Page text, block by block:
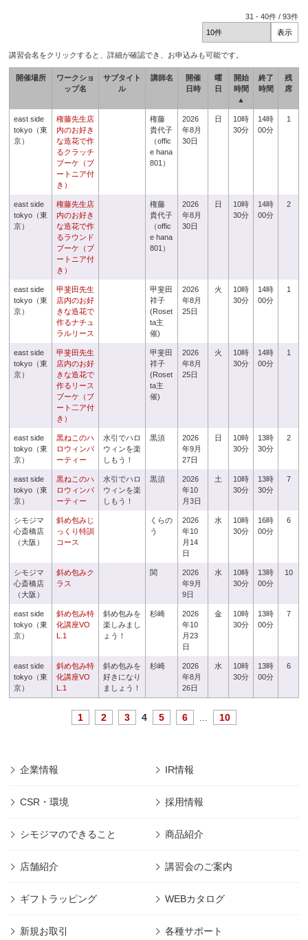
31 -40件 /93件
講習会名をクリックすると、詳細が確認でき、お申込みも可能です。
開催場所
ワークショ
ップ名
サブタイト
ル
講師名
開催
日時
曜
日
開始
時間
▲
終了
時間
残
席
east side
tokyo（東
京）
権藤先生店
内のお好き
な造花で作
るクラッチ
ブーケ（ブ
ートニア付
き）
権藤
貴代子
（offic
e hana
801）
2026
年8月
30日
日
10時
30分
14時
00分
1
east side
tokyo（東
京）
権藤先生店
内のお好き
な造花で作
るラウンド
ブーケ（ブ
ートニア付
き）
権藤
貴代子
（offic
e hana
801）
2026
年8月
30日
日
10時
30分
14時
00分
2
east side
tokyo（東
京）
甲斐田先生
店内のお好
きな造花で
作るナチュ
ラルリース
甲斐田
祥子
(Roset
ta主
催)
2026
年8月
25日
火
10時
30分
14時
00分
1
east side
tokyo（東
京）
甲斐田先生
店内のお好
きな造花で
作るリース
ブーケ（ブ
ート二ア付
き）
甲斐田
祥子
(Roset
ta主
催)
2026
年8月
25日
火
10時
30分
14時
00分
1
east side
tokyo（東
京）
黒ねこのハ
ロウィンパ
ーティー
水引でハロ
ウィンを楽
しもう！
黒須
2026
年9月
27日
日
10時
30分
13時
30分
2
east side
tokyo（東
京）
黒ねこのハ
ロウィンパ
ーティー
水引でハロ
ウィンを楽
しもう！
黒須
2026
年10
月3日
土
10時
30分
13時
30分
7
シモジマ
心斎橋店
（大阪）
斜め包みじ
っくり特訓
コース
くらの
う
2026
年10
月14
日
水
10時
30分
16時
00分
6
シモジマ
心斎橋店
（大阪）
斜め包みク
ラス
関
2026
年9月
9日
水
10時
30分
13時
00分
10
east side
tokyo（東
京）
斜め包み特
化講座VO
L.1
斜め包みを
楽しみまし
ょう！
杉崎
2026
年10
月23
日
金
10時
30分
13時
00分
7
east side
tokyo（東
京）
斜め包み特
化講座VO
L.1
斜め包みを
好きになり
ましょう！
杉崎
2026
年8月
26日
水
10時
30分
13時
00分
6
1 2 3 4 5 6 10
企業情報 IR情報
CSR・環境 採用情報
シモジマのできること 商品紹介
店舗紹介 講習会のご案内
ギフトラッピング WEBカタログ
新規お取引 各種サポート